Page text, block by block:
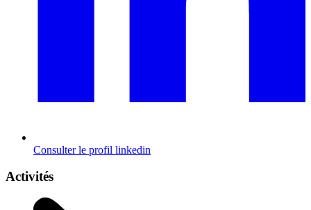
Consulter le profil linkedin
Activités